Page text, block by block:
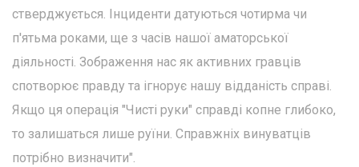
стверджується. Інциденти датуються чотирма чи
п'ятьма роками, ще з часів нашої аматорської
діяльності. Зображення нас як активних гравців
спотворює правду та ігнорує нашу відданість справі.
Якщо ця операція "Чисті руки" справді копне глибоко,
то залишаться лише руїни. Справжніх винуватців
потрібно визначити".